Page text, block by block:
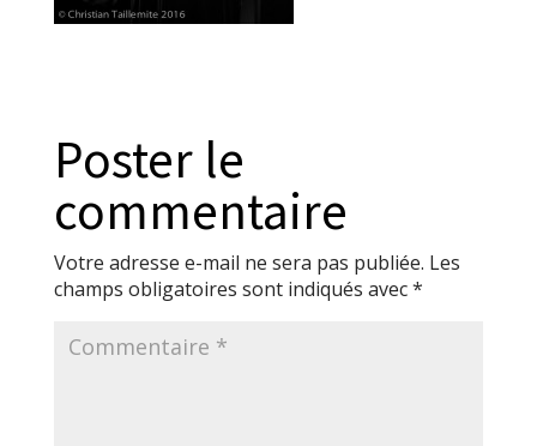
Poster le
commentaire
Votre adresse e-mail ne sera pas publiée. Les
champs obligatoires sont indiqués avec*